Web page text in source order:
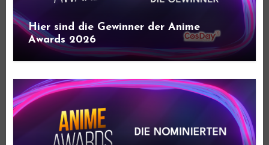
Hier sind die Gewinner der Anime
Awards 2026